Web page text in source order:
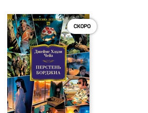
СКОРО